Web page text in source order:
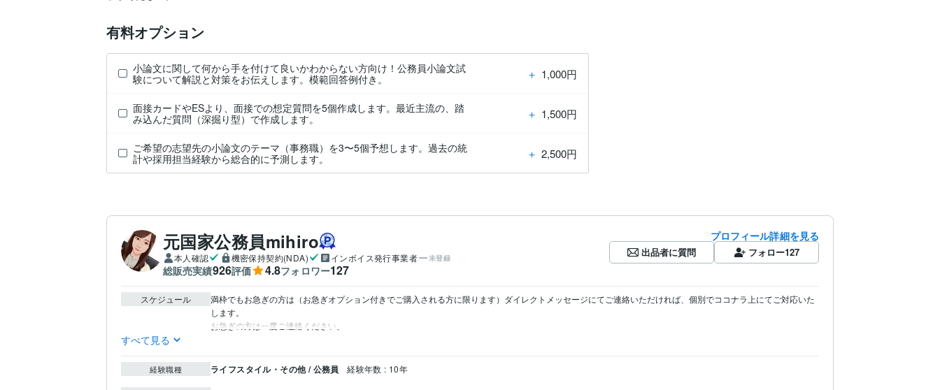
有料オプション
小論文に関して何から手を付けて良いかわからない方向け！公務員小論文試
験について解説と対策をお伝えします。模範回答例付き。
＋ 1,000円
面接カードやESより、面接での想定質問を5個作成します。最近主流の、踏
み込んだ質問（深掘り型）で作成します。
＋ 1,500円
ご希望の志望先の小論文のテーマ（事務職）を3〜5個予想します。過去の統
計や採用担当経験から総合的に予測します。
＋ 2,500円
元国家公務員mihiro
本人確認 機密保持契約(NDA) インボイス発行事業者 未登録
総販売実績926評価 4.8フォロワー127
プロフィール詳細を見る
出品者に質問 フォロー127
スケジュール
満枠でもお急ぎの方は（お急ぎオプション付きでご購入される方に限ります）ダイレクトメッセージにてご連絡いただければ、個別でココナラ上にてご対応いた
します。
お急ぎの方は一度ご連絡ください。
すべて見る
経験職種 ライフスタイル・その他 / 公務員 経験年数 : 10年